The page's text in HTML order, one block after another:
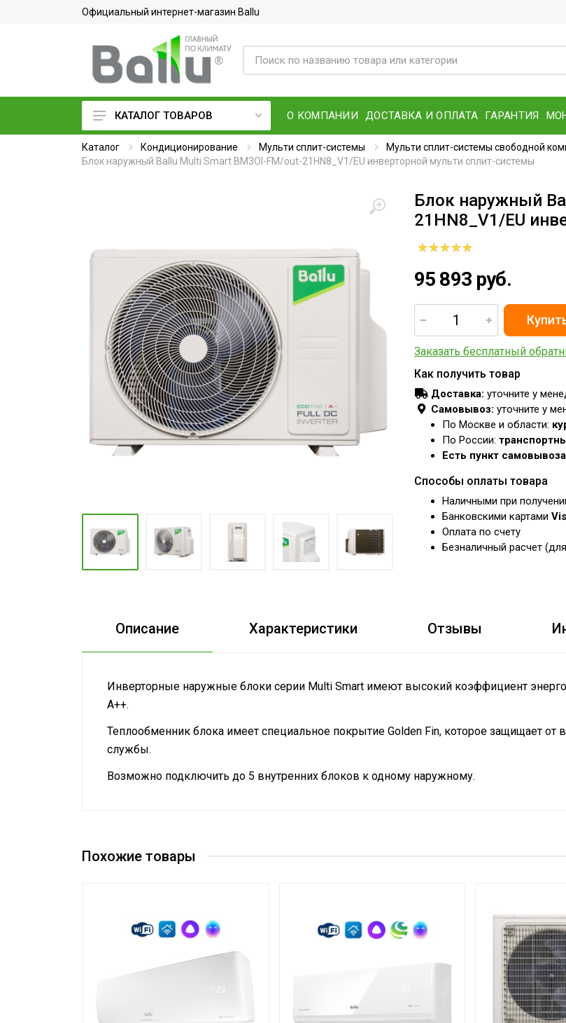
Официальный интернет-магазин Ballu
Кондиционеры воздуха
Обогреватели
Тепловое оборудование
Электросушилки для рук
Промышленные кондиционеры
КАТАЛОГ ТОВАРОВ О КОМПАНИИ ДОСТАВКА И ОПЛАТА ГАРАНТИЯ
Каталог Кондиционирование Мульти сплит-системы
Мульти сплит-системы свободной
Блок наружный Ballu Multi Smart BM3OI-FM/out-21HN8_V1/EU инверторной мульти сплит-системы
Блок наружный
21HN8_V1/EU
95 893 руб.
Заказать бесплатный
Как получить товар
Доставка: уточните у
Самовывоз: уточните у
По Москве и области:
По России:
Есть пункт самовывоза
Способы оплаты товара
Наличными при
Банковскими картами
Оплата по счету
Безналичный расчет
Описание Характеристики Отзывы
Инверторные наружные блоки серии Multi Smart имеют высокий коэффициент
А++.
Теплообменник блока имеет специальное покрытие Golden Fin, которое защищает от
службы.
Возможно подключить до 5 внутренних блоков к одному наружному.
Система
Вес товара с упаковкой
(брутто)
Мин. рабочая
температура воздуха для
Высота упаковки товара
Похожие товары